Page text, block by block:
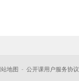
站地图 - 公开课用户服务协议